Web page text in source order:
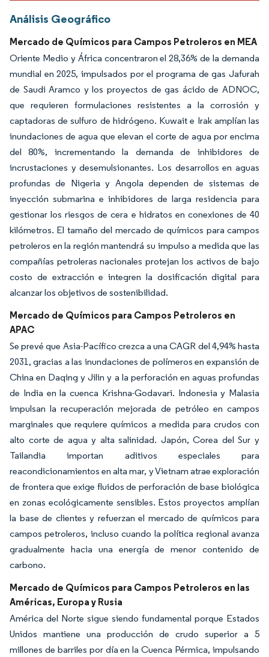
Análisis Geográfico
Mercado de Químicos para Campos Petroleros en MEA
Oriente Medio y África concentraron el 28,36% de la demanda
mundial en 2025, impulsados por el programa de gas Jafurah
de Saudi Aramco y los proyectos de gas ácido de ADNOC,
que requieren formulaciones resistentes a la corrosión y
captadoras de sulfuro de hidrógeno. Kuwait e Irak amplían las
inundaciones de agua que elevan el corte de agua por encima
del 80%, incrementando la demanda de inhibidores de
incrustaciones y desemulsionantes. Los desarrollos en aguas
profundas de Nigeria y Angola dependen de sistemas de
inyección submarina e inhibidores de larga residencia para
gestionar los riesgos de cera e hidratos en conexiones de 40
kilómetros. El tamaño del mercado de químicos para campos
petroleros en la región mantendrá su impulso a medida que las
compañías petroleras nacionales protejan los activos de bajo
costo de extracción e integren la dosificación digital para
alcanzar los objetivos de sostenibilidad.
Mercado de Químicos para Campos Petroleros en
APAC
Se prevé que Asia-Pacífico crezca a una CAGR del 4,94% hasta
2031, gracias a las inundaciones de polímeros en expansión de
China en Daqing y Jilin y a la perforación en aguas profundas
de India en la cuenca Krishna-Godavari. Indonesia y Malasia
impulsan la recuperación mejorada de petróleo en campos
marginales que requiere químicos a medida para crudos con
alto corte de agua y alta salinidad. Japón, Corea del Sur y
Tailandia importan aditivos especiales para
reacondicionamientos en alta mar, y Vietnam atrae exploración
de frontera que exige fluidos de perforación de base biológica
en zonas ecológicamente sensibles. Estos proyectos amplían
la base de clientes y refuerzan el mercado de químicos para
campos petroleros, incluso cuando la política regional avanza
gradualmente hacia una energía de menor contenido de
carbono.
Mercado de Químicos para Campos Petroleros en las
Américas, Europa y Rusia
América del Norte sigue siendo fundamental porque Estados
Unidos mantiene una producción de crudo superior a 5
millones de barriles por día en la Cuenca Pérmica, impulsando